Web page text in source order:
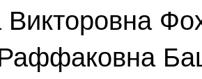
Викторовна